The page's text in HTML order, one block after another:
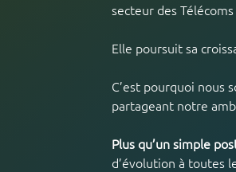
secteur des
Elle poursuit sa
C’est pourquoi nous
partageant notre
Plus qu’un simple
d’évolution à toutes